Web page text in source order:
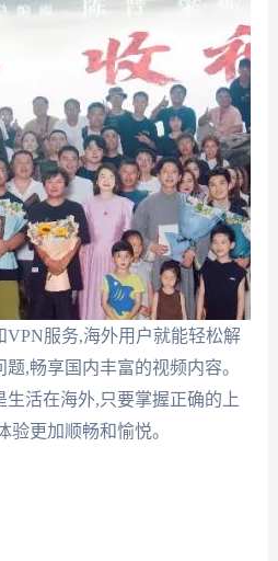
服务,海外用户就能轻松解
,畅享国内丰富的视频内容。
活在海外,只要掌握正确的上
验更加顺畅和愉悦。